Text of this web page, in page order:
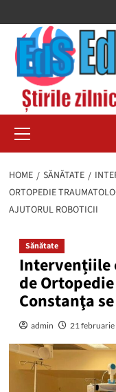
to
content
Menu
HOME SĂNĂTATE
ORTOPEDIE
AJUTORUL ROBOTICII
Sănătate
Intervențiile
de
Constanţa
admin 21